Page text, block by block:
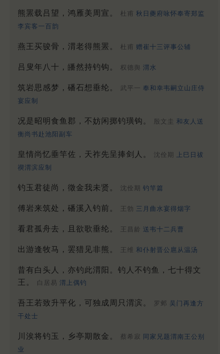
熊罴载吕望，鸿雁美周宣。 杜甫 秋日夔府咏怀奉寄郑监
李宾客一百韵
燕王买骏骨，渭老得熊罴。 杜甫 赠崔十三评事公辅
吕叟年八十，皤然持钓钩。 权德舆 渭水
筑岩思感梦，磻石想垂纶。 武平一 奉和幸韦嗣立山庄侍
宴应制
况是昭明食鱼郡，不妨闲掷钓璜钩。 殷文圭 和友人送
衡尚书赴池阳副车
皇情尚忆垂竿佐，天祚先呈捧剑人。 沈佺期
上巳日祓
禊渭滨应制
钓玉君徒尚，徵金我未贤。 沈佺期 钓竿篇
傅岩来筑处，磻溪入钓前。 王勃 三月曲水宴得烟字
看君孤舟去，且欲歌垂纶。 王昌龄 送韦十二兵曹
出游逢牧马，罢猎见非熊。 王维 和仆射晋公扈从温汤
昔有白头人，亦钓此渭阳。钓人不钓鱼，七十得文
王。
白居易 渭上偶钓
吾王若致升平化，可独成周只渭滨。 罗邺 吴门再逢方
干处士
川涘将钓玉，乡亭期散金。 蔡希寂 同家兄题渭南王公别
业